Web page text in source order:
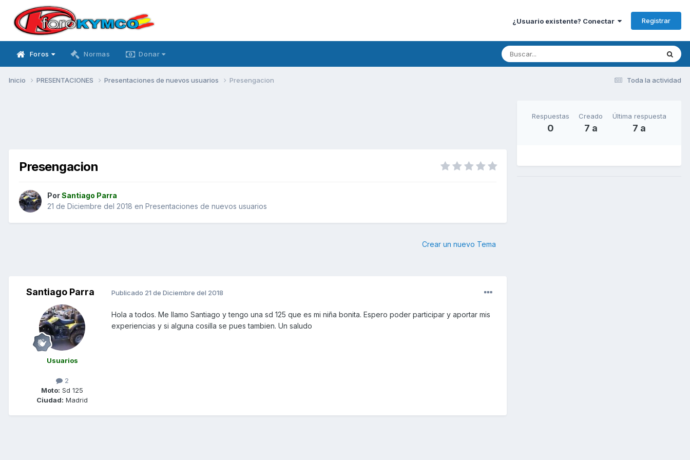
¿Usuario existente? Conectar Registrar
Foros Normas Donar
Toda la actividad
Inicio PRESENTACIONES Presentaciones de nuevos usuarios Presengacion
Presengacion
PorSantiago Parra
21 de Diciembre del 2018 en Presentaciones de nuevos usuarios
Crear un nuevo Tema
Santiago Parra
Usuarios
2
Moto: Sd 125
Ciudad: Madrid
Publicado 21 de Diciembre del 2018
Hola a todos. Me llamo Santiago y tengo una sd 125 que es mi niña bonita. Espero poder participar y aportar mis
experiencias y si alguna cosilla se pues tambien. Un saludo
Respuestas
0
Creado
7 a
Última respuesta
7 a